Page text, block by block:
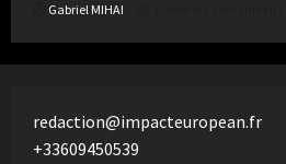
Gabriel MIHAI
redaction@impacteuropean.fr
+33609450539